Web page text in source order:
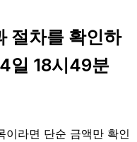
절차를 확인하
일 18시49분
이라면 단순 금액만 확인